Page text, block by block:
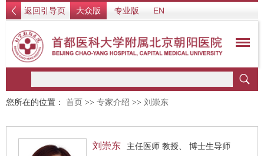
返回引导页 大众版 专业版 EN
您所在的位置： 首页 >> 专家介绍 >> 刘崇东
刘崇东
主任医师 教授、 博士生导师